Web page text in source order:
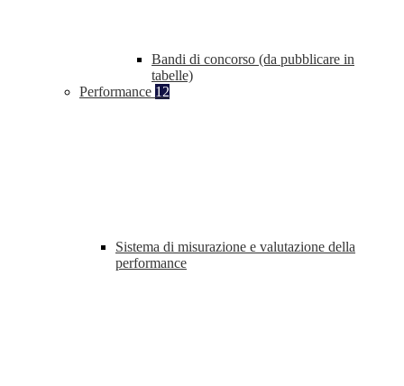
Bandi di concorso (da pubblicare in
tabelle)
Performance 12
Sistema di misurazione e valutazione della
performance